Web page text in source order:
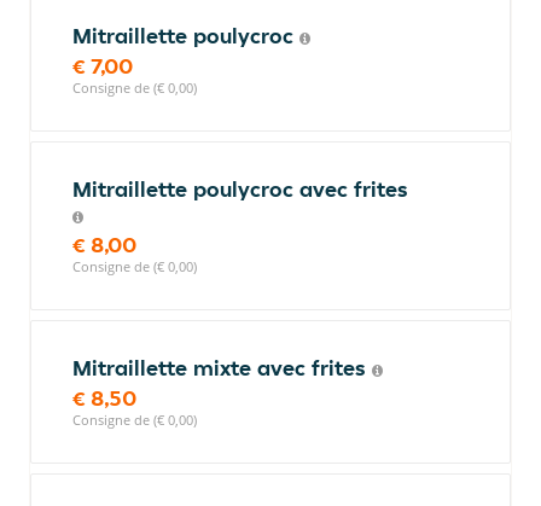
Mitraillette poulycroc
€ 7,00
Consigne de (€ 0,00)
Mitraillette poulycroc avec frites
€ 8,00
Consigne de (€ 0,00)
Mitraillette mixte avec frites
€ 8,50
Consigne de (€ 0,00)